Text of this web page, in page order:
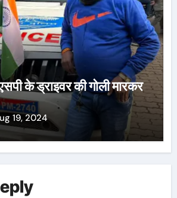
के ड्राइवर की गोली मारकर
19, 2024